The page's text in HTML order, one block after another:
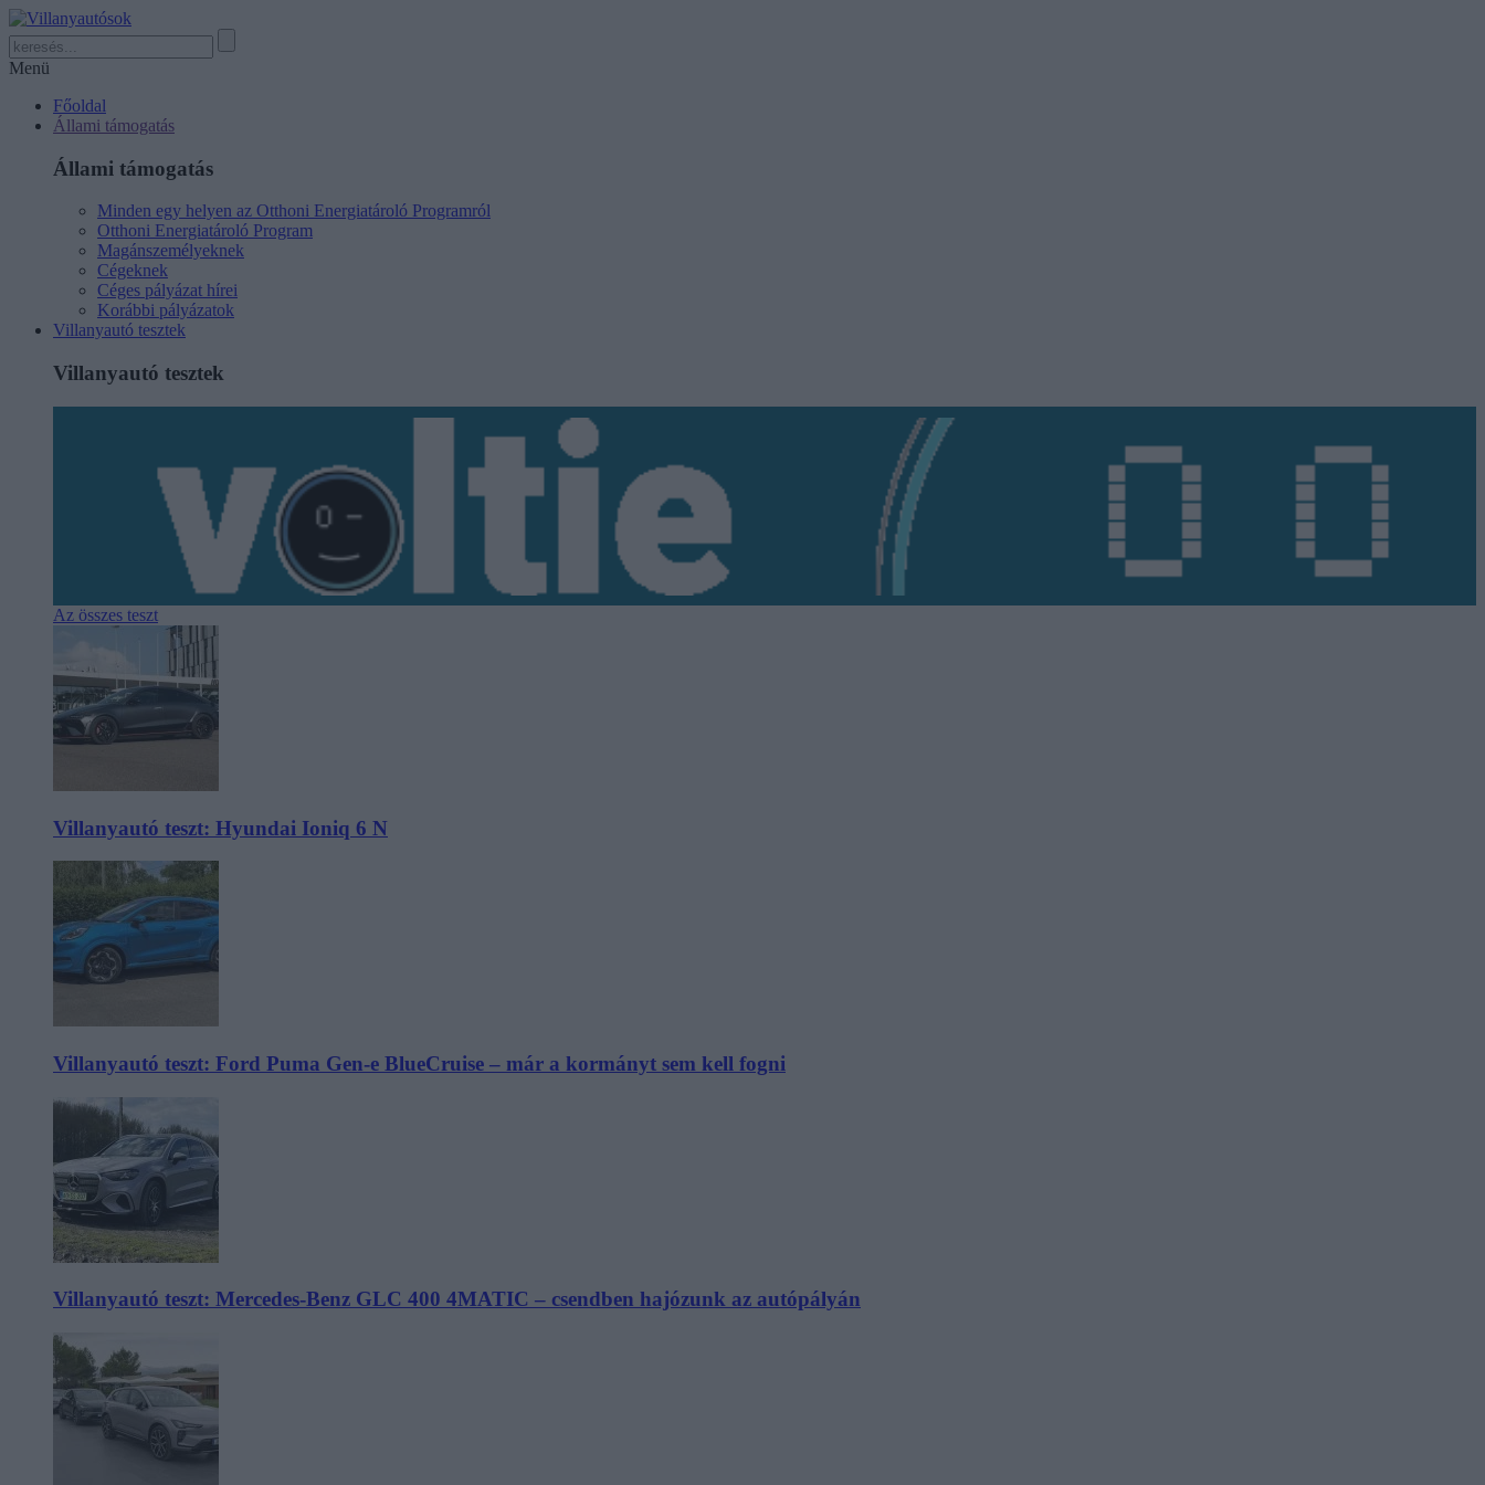
Menü
Főoldal
Állami támogatás
Állami támogatás
Minden egy helyen az Otthoni Energiatároló Programról
Otthoni Energiatároló Program
Magánszemélyeknek
Cégeknek
Céges pályázat hírei
Korábbi pályázatok
Villanyautó tesztek
Villanyautó tesztek
Az összes teszt
Villanyautó teszt: Hyundai Ioniq 6 N
Villanyautó teszt: Ford Puma Gen-e BlueCruise – már a kormányt sem kell fogni
Villanyautó teszt: Mercedes-Benz GLC 400 4MATIC – csendben hajózunk az autópályán